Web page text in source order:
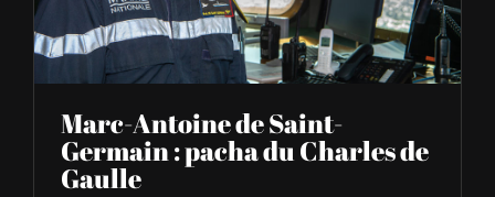
Marc-Antoine de Saint-
Germain : pacha du Charles de
Gaulle